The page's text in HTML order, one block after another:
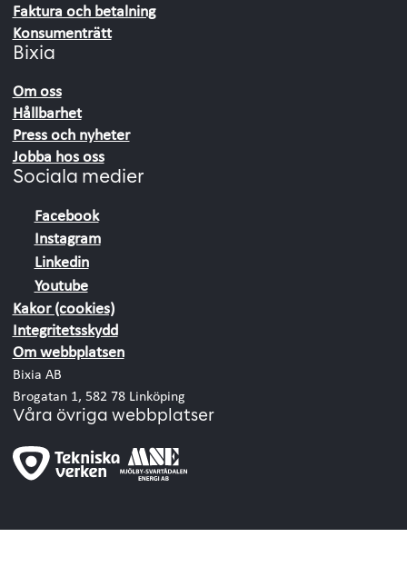
Faktura och betalning
Konsumenträtt
Bixia
Om oss
Hållbarhet
Press och nyheter
Jobba hos oss
Sociala medier
Facebook
Instagram
Linkedin
Youtube
Kakor (cookies)
Integritetsskydd
Om webbplatsen
Bixia AB
Brogatan 1, 582 78 Linköping
Våra övriga webbplatser